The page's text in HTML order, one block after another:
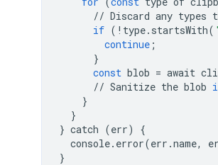
// Discard any types
if ( ! type. startsWith(
continue ;
}
const blob = await
// Sanitize the blob
}
}
} catch (err)
{
console. error(err .name,
}